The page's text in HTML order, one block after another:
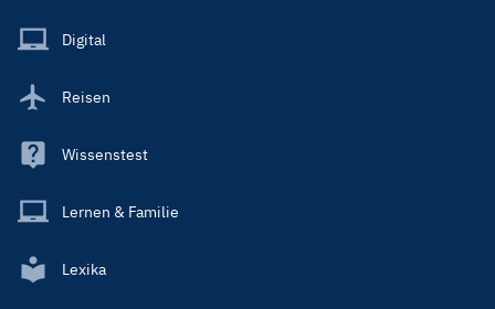
Main
Digital
Reisen
Wissenstest
Lernen & Familie
Lexika